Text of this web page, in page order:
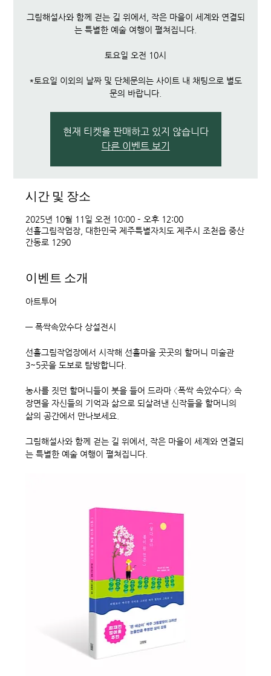
그림해설사와 함께 걷는 길 위에서, 작은 마을이 세계와 연결되
는 특별한 예술 여행이 펼쳐집니다.
토요일 오전 10시
*토요일 이외의 날짜 및 단체문의는 사이트 내 채팅으로 별도
문의 바랍니다.
현재 티켓을 판매하고 있지 않습니다
다른 이벤트 보기
시간 및 장소
2025년 10월 11일 오전 10:00 – 오후 12:00
선흘그림작업장, 대한민국 제주특별자치도 제주시 조천읍 중산
간동로 1290
이벤트 소개
아트투어
― 폭싹속았수다 상설전시
선흘그림작업장에서 시작해 선흘마을 곳곳의 할머니 미술관
3~5곳을 도보로 탐방합니다.
농사를 짓던 할머니들이 붓을 들어 드라마 〈폭싹 속았수다〉 속
장면을 자신들의 기억과 삶으로 되살려낸 신작들을 할머니의
삶의 공간에서 만나보세요.
그림해설사와 함께 걷는 길 위에서, 작은 마을이 세계와 연결되
는 특별한 예술 여행이 펼쳐집니다.